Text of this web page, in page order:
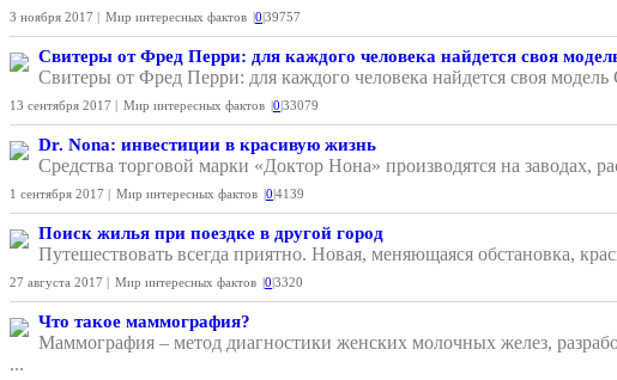
3 ноября 2017 | Мир интересных фактов |0|39757
Свитеры от Фред Перри: для каждого человека найдется своя
Свитеры от Фред Перри: для каждого человека найдется своя
13 сентября 2017 | Мир интересных фактов |0|33079
Dr. Nona: инвестиции в красивую жизнь
Средства торговой марки «Доктор Нона» производятся на
1 сентября 2017 | Мир интересных фактов |0|4139
Поиск жилья при поездке в другой город
Путешествовать всегда приятно. Новая, меняющаяся обстановка,
27 августа 2017 | Мир интересных фактов |0|3320
Что такое маммография?
Маммография – метод диагностики женских молочных желез,
...